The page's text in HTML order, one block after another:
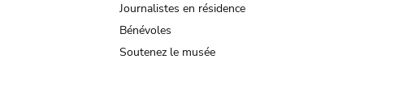
Journalistes en résidence
Bénévoles
Soutenez le musée